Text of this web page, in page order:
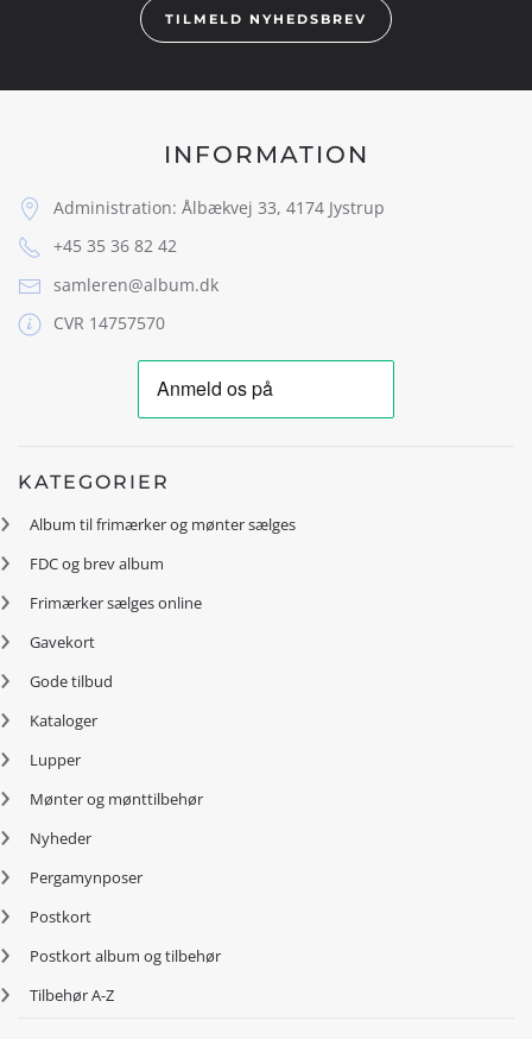
TILMELD NYHEDSBREV
INFORMATION
Administration: Ålbækvej 33, 4174 Jystrup
+45 35 36 82 42
samleren@album.dk
CVR 14757570
KATEGORIER
Album til frimærker og mønter sælges
FDC og brev album
Frimærker sælges online
Gavekort
Gode tilbud
Kataloger
Lupper
Mønter og mønttilbehør
Nyheder
Pergamynposer
Postkort
Postkort album og tilbehør
Tilbehør A-Z